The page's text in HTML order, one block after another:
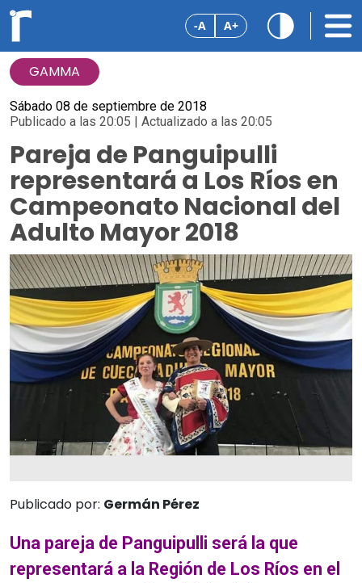
-A A+
GAMMA
Sábado 08 de septiembre de 2018
Publicado a las 20:05 | Actualizado a las 20:05
Pareja de Panguipulli
representará a Los Ríos en
Campeonato Nacional del
Adulto Mayor 2018
Publicado por: Germán Pérez
Una pareja de Panguipulli será la que
representará a la Región de Los Ríos en el